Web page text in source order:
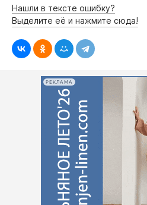
Нашли в тексте ошибку?
Выделите её и нажмите сюда!
РЕКЛАМА